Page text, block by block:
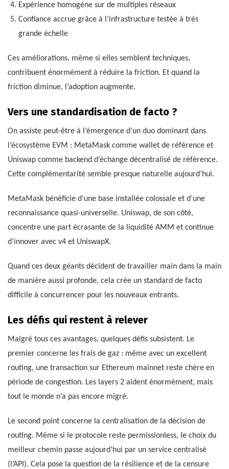
Expérience homogène sur de multiples réseaux
Confiance accrue grâce à l’infrastructure testée à très
grande échelle
Ces améliorations, même si elles semblent techniques,
contribuent énormément à réduire la friction. Et quand la
friction diminue, l’adoption augmente.
Vers une standardisation de facto ?
On assiste peut-être à l’émergence d’un duo dominant dans
l’écosystème EVM : MetaMask comme wallet de référence et
Uniswap comme backend d’échange décentralisé de référence.
Cette complémentarité semble presque naturelle aujourd’hui.
MetaMask bénéficie d’une base installée colossale et d’une
reconnaissance quasi-universelle. Uniswap, de son côté,
concentre une part écrasante de la liquidité AMM et continue
d’innover avec v4 et UniswapX.
Quand ces deux géants décident de travailler main dans la main
de manière aussi profonde, cela crée un standard de facto
difficile à concurrencer pour les nouveaux entrants.
Les défis qui restent à relever
Malgré tous ces avantages, quelques défis subsistent. Le
premier concerne les frais de gaz : même avec un excellent
routing, une transaction sur Ethereum mainnet reste chère en
période de congestion. Les layers 2 aident énormément, mais
tout le monde n’a pas encore migré.
Le second point concerne la centralisation de la décision de
routing. Même si le protocole reste permissionless, le choix du
meilleur chemin passe aujourd’hui par un service centralisé
(l’API). Cela pose la question de la résilience et de la censure